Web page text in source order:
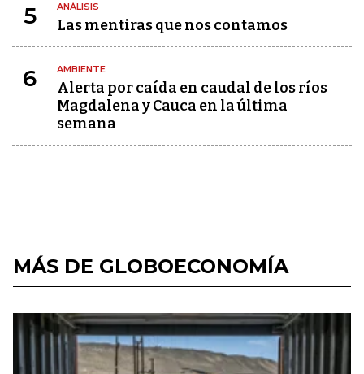
5 ANÁLISIS
Las mentiras que nos contamos
6 AMBIENTE
Alerta por caída en caudal de los ríos
Magdalena y Cauca en la última
semana
MÁS DE GLOBOECONOMÍA